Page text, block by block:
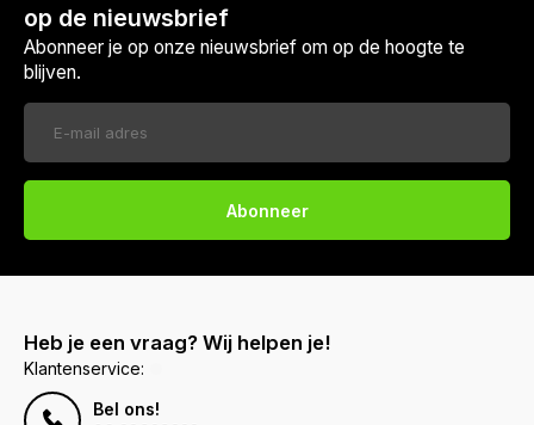
op de nieuwsbrief
Abonneer je op onze nieuwsbrief om op de hoogte te
blijven.
Abonneer
Heb je een vraag? Wij helpen je!
Klantenservice:
Bel ons!